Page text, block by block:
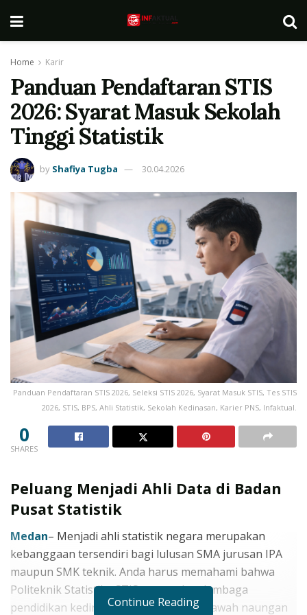
Home Karir
Panduan Pendaftaran STIS
2026: Syarat Masuk Sekolah
Tinggi Statistik
by Shafiya Tugba 30.04.2026
Panduan Pendaftaran STIS 2026, Seleksi STIS 2026, Syarat Masuk STIS, Tes STIS
2026, STIS, BPS, Ahli Statistik, Sekolah Kedinasan, Karier PNS, Infaktual.
0
SHARES
Peluang Menjadi Ahli Data di Badan
Pusat Statistik
Medan– Menjadi ahli statistik negara merupakan
kebanggaan tersendiri bagi lulusan SMA jurusan IPA
maupun SMK teknik. Anda harus memahami bahwa
Politeknik Statistika STIS merupakan lembaga
pendidikan kedinasan yang berada di bawah naungan
Continue Reading